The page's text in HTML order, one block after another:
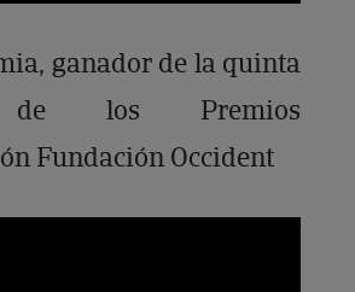
ganador de la quinta
de los Premios
Fundación Occident